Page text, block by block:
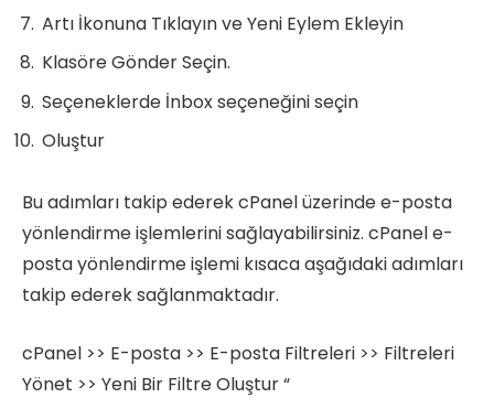
Artı İkonuna Tıklayın ve Yeni Eylem Ekleyin
Klasöre Gönder Seçin.
Seçeneklerde İnbox seçeneğini seçin
Oluştur
Bu adımları takip ederek cPanel üzerinde e-posta
yönlendirme işlemlerini sağlayabilirsiniz. cPanel e-
posta yönlendirme işlemi kısaca aşağıdaki adımları
takip ederek sağlanmaktadır.
cPanel >> E-posta >> E-posta Filtreleri >> Filtreleri
Yönet >> Yeni Bir Filtre Oluştur “